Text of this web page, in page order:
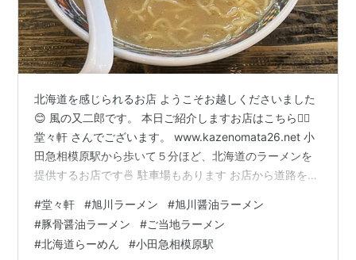
北海道を感じられるお店 ようこそお越しくださいました
😊 風の又二郎です。 本日ご紹介しますお店はこちら💁‍♂️
堂々軒 さんでございます。 www.kazenomata26.net 小
田急相模原駅から歩いて５分ほど、北海道のラーメンを
提供するお店です🍜 駐車場もあります お店から道路を挟
す。 早速入店‼️ 休日10:40ごろの到着で先客２名、後客
４名。 早めの時間帯にしては結構な客入りじゃないです
かね？？ 券売機 札幌味噌がトップ、続いて旭川醤油、函
#堂々軒 #旭川ラーメン #旭川醤油ラーメン
#豚骨醤油ラーメン #ご当地ラーメン
#北海道らーめん #小田急相模原駅